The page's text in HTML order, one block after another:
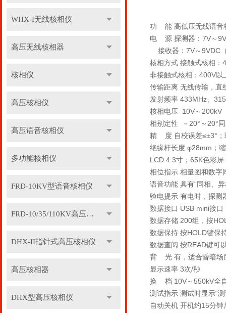
WHX-I无线核相仪
高压无线核相器
核相仪
高压核相仪
高压语音核相仪
多功能核相仪
FRD-10KV型语音核相仪
FRD-10/35/110KV高压语音核相器
DHX-II指针式高压核相仪
高压核相器
DHX型高压核相仪
功 能 高低压无线语音
电 源 探测器：7V～
接收器：7V～9VDC
核相方式 接触式核相
非接触式核相：400V以
传输距离 无线传输，
发射频率 433MHz、
核相电压 10V～200kV
相别定性 －20°～20°
精 度 自校误差≤±3°；
绝缘杆长度 φ28mm；
LCD 4.3寸；65K色彩
相位指示 相量图和数
语音功能 具有“同相、
验电提示 有电时，探测
数据接口 USB mini接口
数据存储 200组，按
数据保持 按HOLD键保
数据查阅 按READ键可
背 光 有，适合昏暗场
显示速率 3次/秒
换 档 10V～550kV全
测试指示 测试时显示“
自动关机 开机约15分